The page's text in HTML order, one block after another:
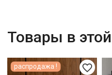
Товары в
favorite_border
распродажа !